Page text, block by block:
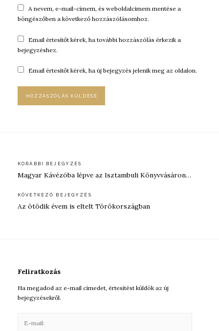
A nevem, e-mail-címem, és weboldalcímem mentése a
böngészőben a következő hozzászólásomhoz.
Email értesítőt kérek, ha további hozzászólás érkezik a
bejegyzéshez.
Email értesítőt kérek, ha új bejegyzés jelenik meg az oldalon.
Bejegyzés
navigáció
KORÁBBI BEJEGYZÉS
Magyar Kávézóba lépve az Isztambuli Könyvvásáron…
KÖVETKEZŐ BEJEGYZÉS
Az ötödik évem is eltelt Törökországban
Feliratkozás
Ha megadod az e-mail címedet, értesítést küldök az új
bejegyzésekről.